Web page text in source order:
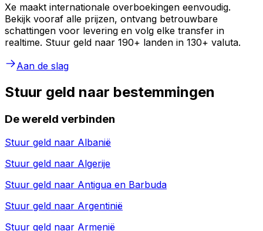
Xe maakt internationale overboekingen eenvoudig.
Bekijk vooraf alle prijzen, ontvang betrouwbare
schattingen voor levering en volg elke transfer in
realtime. Stuur geld naar 190+ landen in 130+ valuta.
Aan de slag
Stuur geld naar bestemmingen
De wereld verbinden
Stuur geld naar Albanië
Stuur geld naar Algerije
Stuur geld naar Antigua en Barbuda
Stuur geld naar Argentinië
Stuur geld naar Armenië